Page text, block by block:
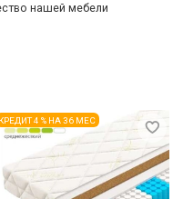
нашей мебели
КРЕДИТ 4 % НА 36 МЕС